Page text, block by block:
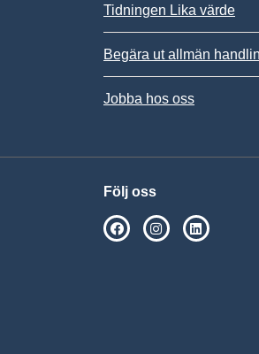
Tidningen Lika värde
Begära ut allmän
Jobba hos oss
Följ oss
SPSM på Facebook
SPSM på